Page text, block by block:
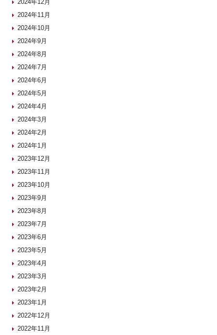
2024年12月
2024年11月
2024年10月
2024年9月
2024年8月
2024年7月
2024年6月
2024年5月
2024年4月
2024年3月
2024年2月
2024年1月
2023年12月
2023年11月
2023年10月
2023年9月
2023年8月
2023年7月
2023年6月
2023年5月
2023年4月
2023年3月
2023年2月
2023年1月
2022年12月
2022年11月